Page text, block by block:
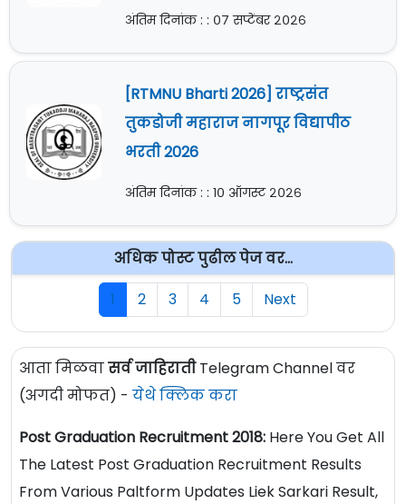
अंतिम दिनांक : : ०७ सप्टेंबर २०२६
[RTMNU Bharti 2026] राष्ट्रसंत
तुकडोजी महाराज नागपूर विद्यापीठ
भरती 2026
अंतिम दिनांक : : १० ऑगस्ट २०२६
अधिक पोस्ट पुढील पेज वर...
1
2 3 4 5 Next
आता मिळवासर्व जाहिरातीTelegram Channel वर
(अगदी मोफत) - येथे क्लिक करा
Post Graduation Recruitment 2018: Here You Get All
The Latest Post Graduation Recruitment Results
From Various Paltform Updates Liek Sarkari Result,